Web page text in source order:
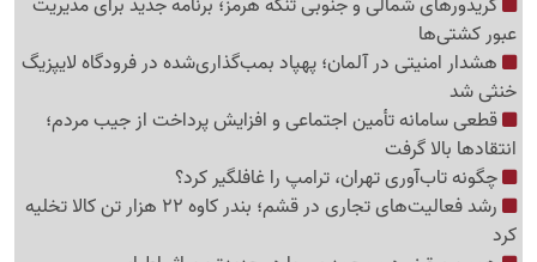
کریدورهای شمالی و جنوبی تنگه هرمز؛ برنامه جدید برای مدیریت
عبور کشتی‌ها
هشدار امنیتی در آلمان؛ پهپاد بمب‌گذاری‌شده در فرودگاه لایپزیگ
خنثی شد
قطعی سامانه تأمین اجتماعی و افزایش پرداخت از جیب مردم؛
انتقادها بالا گرفت
چگونه تاب‌آوری تهران، ترامپ را غافلگیر کرد؟
رشد فعالیت‌های تجاری در قشم؛ بندر کاوه 22 هزار تن کالا تخلیه
کرد